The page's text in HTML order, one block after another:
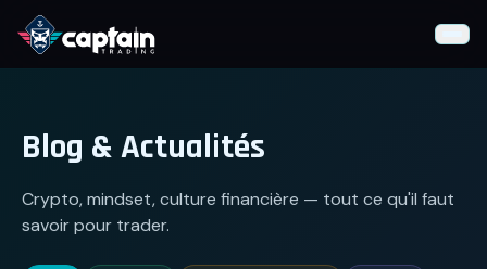
📊Fondamentaux
⚡Stratégies
Blog & Actualités
Crypto, mindset, culture financière — tout ce qu'il faut
savoir pour trader.